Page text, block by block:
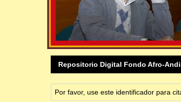
Repositorio Digital Fondo Afro-
Por favor, use este identificador para